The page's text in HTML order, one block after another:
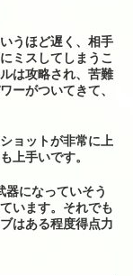
うほど遅く、相手
ミスしてしまうこ
は攻略され、苦難
ーがついてきて、
ョットが非常に上
上手いです。
器になっていそう
います。それでも
はある程度得点力